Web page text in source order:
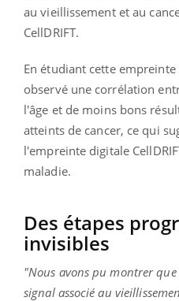
au vieillissement et au
CellDRIFT.
En étudiant cette
observé une corrélation
l'âge et de moins bons
atteints de cancer, ce qui
l'empreinte digitale
maladie.
Des étapes
invisibles
"Nous avons pu montrer
signal associé au